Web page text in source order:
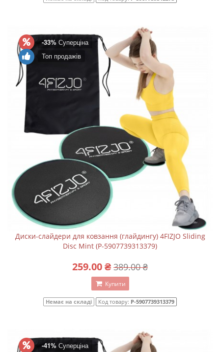
-33% Суперціна
Топ продажів
Диски-слайдери для ковзання (глайдингу) 4FIZJO Sliding
Disc Mint (P-5907739313379)
259.00 ₴ 389.00 ₴
Купити
Немає на складі Код товару: P-5907739313379
-41% Суперціна